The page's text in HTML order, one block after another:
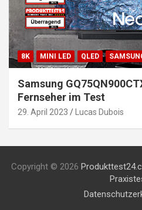
8K MINI LED QLED
Samsung
Fernseher im Test
29. April 2023 Lucas Dubois
Copyright © 2026